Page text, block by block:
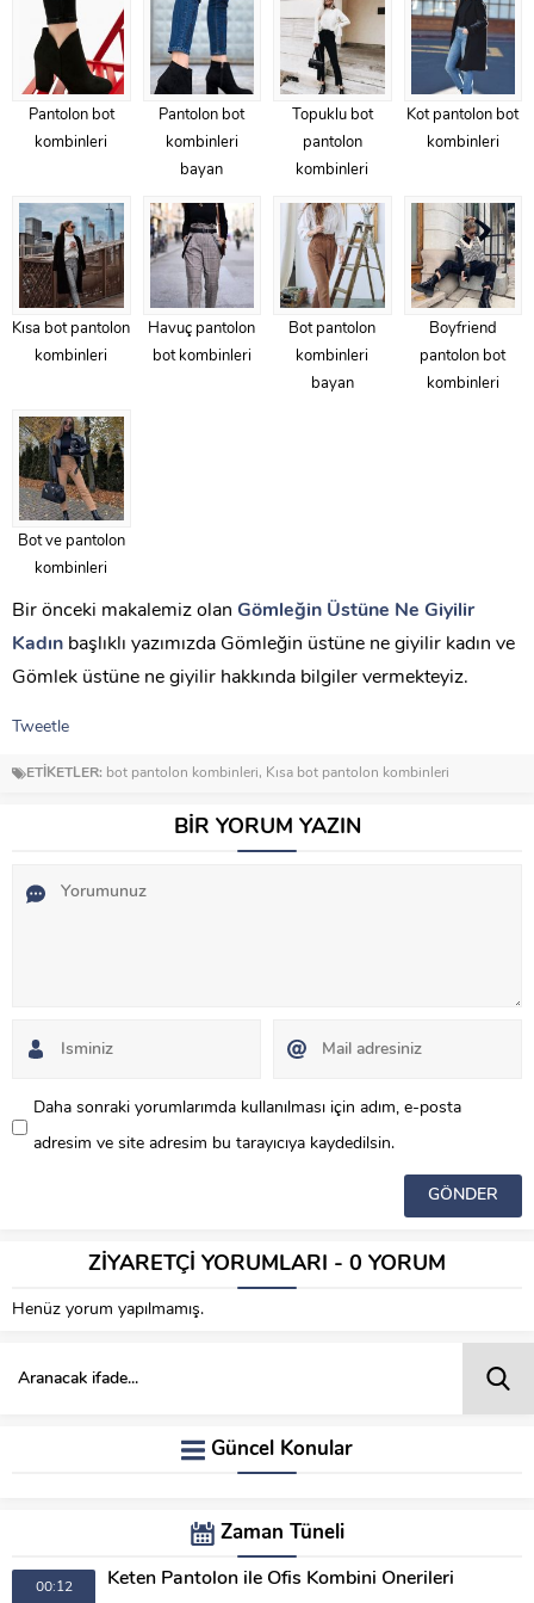
Pantolon bot
kombinleri
Pantolon bot
kombinleri
bayan
Topuklu bot
pantolon
kombinleri
Kot pantolon bot
kombinleri
Kısa bot pantolon
kombinleri
Havuç pantolon
bot kombinleri
Bot pantolon
kombinleri
bayan
Boyfriend
pantolon bot
kombinleri
Bot ve pantolon
kombinleri
Bir önceki makalemiz olan Gömleğin Üstüne Ne Giyilir
Kadın başlıklı yazımızda Gömleğin üstüne ne giyilir kadın ve
Gömlek üstüne ne giyilir hakkında bilgiler vermekteyiz.
Tweetle
ETİKETLER: bot pantolon kombinleri, Kısa bot pantolon kombinleri
BİR YORUM YAZIN
Daha sonraki yorumlarımda kullanılması için adım, e-posta
adresim ve site adresim bu tarayıcıya kaydedilsin.
ZİYARETÇİ YORUMLARI - 0 YORUM
Henüz yorum yapılmamış.
Güncel Konular
Zaman Tüneli
00:12 Keten Pantolon ile Ofis Kombini Önerileri